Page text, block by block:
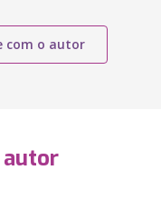
com o autor
autor